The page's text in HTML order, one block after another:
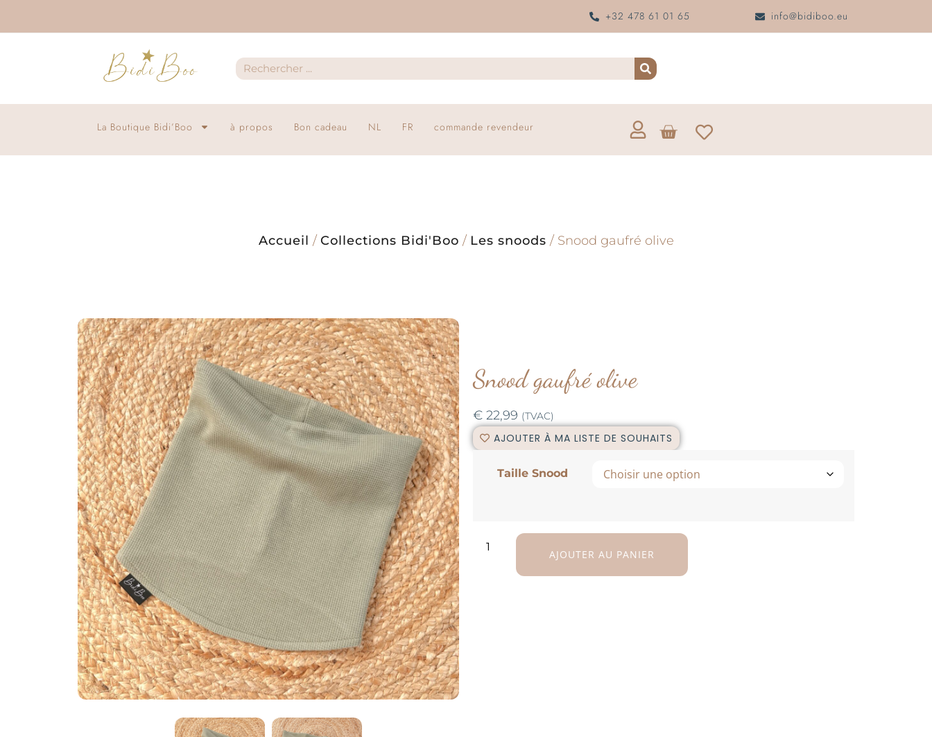
+32 478 61 01 65 info@bidiboo.eu
La Boutique Bidi’Boo à propos Bon cadeau NL FR commande revendeur
Accueil / Collections Bidi'Boo / Les snoods / Snood gaufré olive
Snood gaufré olive
€ 22,99 (TVAC)
AJOUTER À MA LISTE DE SOUHAITS
Taille Snood
AJOUTER AU PANIER